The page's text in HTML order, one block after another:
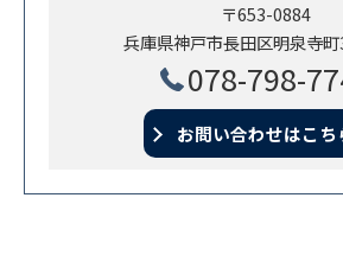
〒653-0884
兵庫県神戸市長田区明泉寺
078-798-
お問い合わせはこち